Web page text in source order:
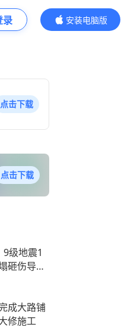
录
安装电脑版
内容更精彩
点击下载
点击下载
级地震1
砸伤导致
成大路铺
修施工